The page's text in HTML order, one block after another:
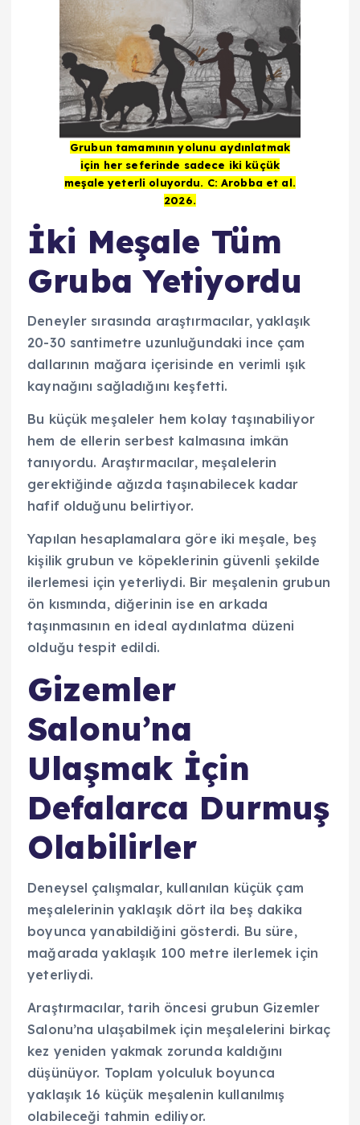
Grubun tamamının yolunu aydınlatmak
için her seferinde sadece iki küçük
meşale yeterli oluyordu. C: Arobba et al.
2026.
İki Meşale Tüm
Gruba Yetiyordu
Deneyler sırasında araştırmacılar, yaklaşık
20-30 santimetre uzunluğundaki ince çam
dallarının mağara içerisinde en verimli ışık
kaynağını sağladığını keşfetti.
Bu küçük meşaleler hem kolay taşınabiliyor
hem de ellerin serbest kalmasına imkân
tanıyordu. Araştırmacılar, meşalelerin
gerektiğinde ağızda taşınabilecek kadar
hafif olduğunu belirtiyor.
Yapılan hesaplamalara göre iki meşale, beş
kişilik grubun ve köpeklerinin güvenli şekilde
ilerlemesi için yeterliydi. Bir meşalenin grubun
ön kısmında, diğerinin ise en arkada
taşınmasının en ideal aydınlatma düzeni
olduğu tespit edildi.
Gizemler
Salonu’na
Ulaşmak İçin
Defalarca Durmuş
Olabilirler
Deneysel çalışmalar, kullanılan küçük çam
meşalelerinin yaklaşık dört ila beş dakika
boyunca yanabildiğini gösterdi. Bu süre,
mağarada yaklaşık 100 metre ilerlemek için
yeterliydi.
Araştırmacılar, tarih öncesi grubun Gizemler
Salonu’na ulaşabilmek için meşalelerini birkaç
kez yeniden yakmak zorunda kaldığını
düşünüyor. Toplam yolculuk boyunca
yaklaşık 16 küçük meşalenin kullanılmış
olabileceği tahmin ediliyor.